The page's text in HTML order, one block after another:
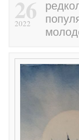
26
2022